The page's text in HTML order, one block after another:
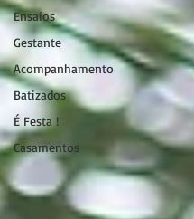
Ensaios
Gestante
Acompanhamento
Batizados
É Festa !
Casamentos